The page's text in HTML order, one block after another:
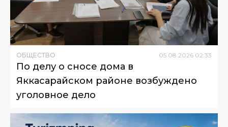
ОБЩЕСТВО 05 08 2026 02:33
По делу о сносе дома в
Яккасарайском районе возбуждено
уголовное дело